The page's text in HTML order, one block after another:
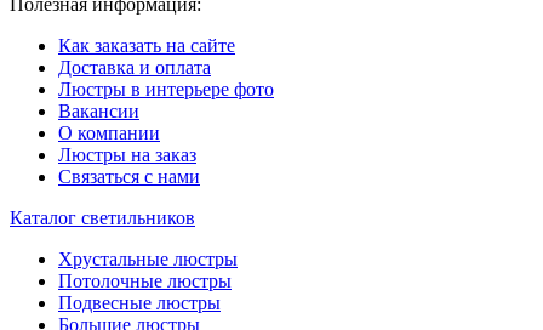
Полезная информация:
Как заказать на сайте
Доставка и оплата
Люстры в интерьере фото
Вакансии
О компании
Люстры на заказ
Связаться с нами
Каталог светильников
Хрустальные люстры
Потолочные люстры
Подвесные люстры
Большие люстры